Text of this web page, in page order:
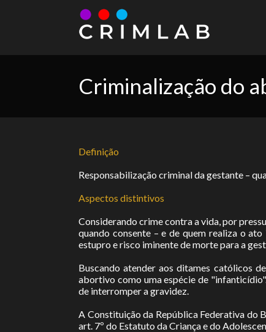
Criminalização do
Definição
Responsabilização criminal da gestante –
Aspectos distintivos
Considerando crime contra a vida, por
quando consente – e de quem realiza o
estupro e risco iminente de morte para a
Buscando atender aos ditames católicos
abortivo como uma espécie de
de interromper a gravidez.
A Constituição da República Federativa do
art. 7º do Estatuto da Criança e do